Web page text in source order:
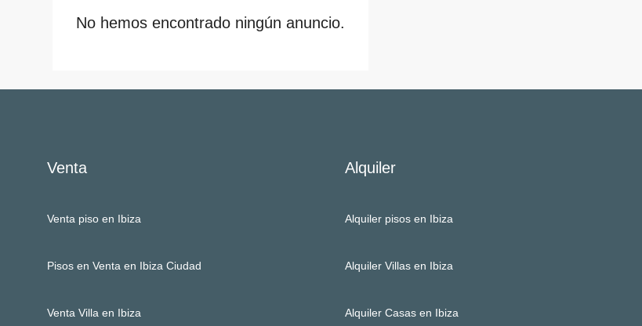
No hemos encontrado ningún anuncio.
Venta
Venta piso en Ibiza
Pisos en Venta en Ibiza Ciudad
Venta Villa en Ibiza
Alquiler
Alquiler pisos en Ibiza
Alquiler Villas en Ibiza
Alquiler Casas en Ibiza